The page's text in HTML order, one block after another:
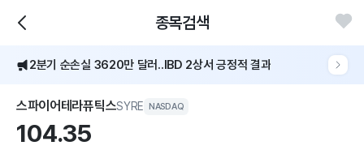
종목검색
2분기 순손실 3620만 달러..IBD 2상서 긍정적 결과
스파이어테라퓨틱스SYRE NASDAQ
104.35